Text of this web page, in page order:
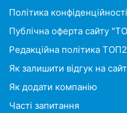
Політика конфіденційності
Публічна оферта сайту
Редакційна політика
Як залишити відгук на
Як додати компанію
Часті запитання